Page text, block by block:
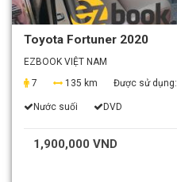
Toyota Fortuner 2020
EZBOOK VIỆT NAM
7
135 km Được sử dụng:
Nước suối DVD
1,900,000 VND